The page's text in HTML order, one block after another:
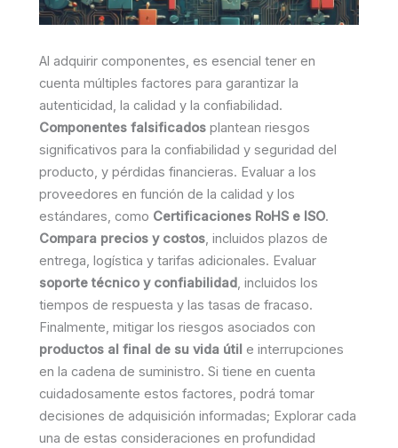
Al adquirir componentes, es esencial tener en
cuenta múltiples factores para garantizar la
autenticidad, la calidad y la confiabilidad.
Componentes falsificados plantean riesgos
significativos para la confiabilidad y seguridad del
producto, y pérdidas financieras. Evaluar a los
proveedores en función de la calidad y los
estándares, como Certificaciones RoHS e ISO.
Compara precios y costos, incluidos plazos de
entrega, logística y tarifas adicionales. Evaluar
soporte técnico y confiabilidad, incluidos los
tiempos de respuesta y las tasas de fracaso.
Finalmente, mitigar los riesgos asociados con
productos al final de su vida útil e interrupciones
en la cadena de suministro. Si tiene en cuenta
cuidadosamente estos factores, podrá tomar
decisiones de adquisición informadas; Explorar cada
una de estas consideraciones en profundidad